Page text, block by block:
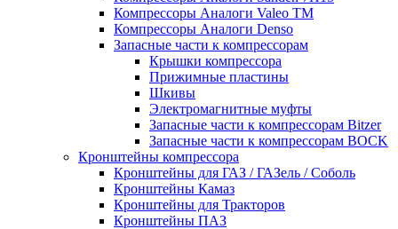
Компрессоры Аналоги Valeo ТМ
Компрессоры Аналоги Denso
Запасные части к компрессорам
Крышки компрессора
Прижимные пластины
Шкивы
Электромагнитные муфты
Запасные части к компрессорам Bitzer
Запасные части к компрессорам BOCK
Кронштейны компрессора
Кронштейны для ГАЗ / ГАЗель / Соболь
Кронштейны Камаз
Кронштейны для Тракторов
Кронштейны ПАЗ